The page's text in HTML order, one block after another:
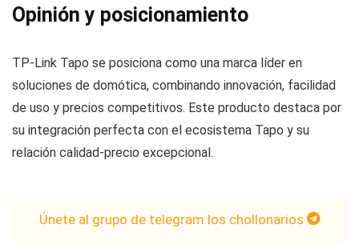
Opinión y posicionamiento
TP-Link Tapo se posiciona como una marca líder en
soluciones de domótica, combinando innovación, facilidad
de uso y precios competitivos. Este producto destaca por
su integración perfecta con el ecosistema Tapo y su
relación calidad-precio excepcional.
Únete al grupo de telegram los chollonarios